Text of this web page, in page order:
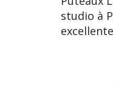
studio à